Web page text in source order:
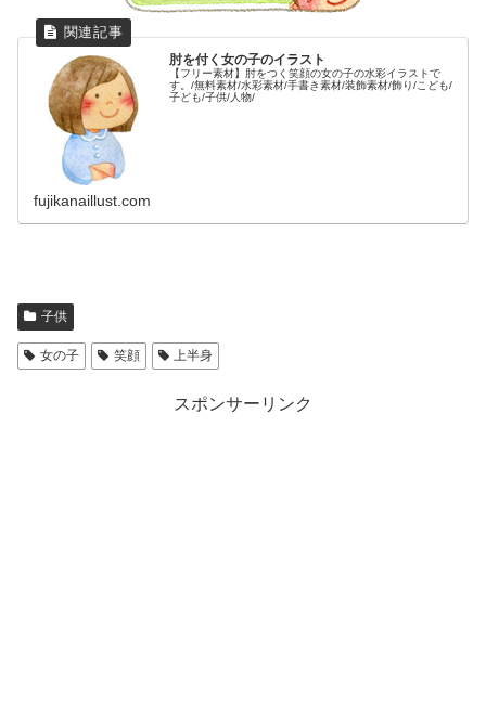
肘を付く女の子のイラスト
【フリー素材】肘をつく笑顔の女の子の水彩イラストで
す。/無料素材/水彩素材/手書き素材/装飾素材/飾り/こども/
子ども/子供/人物/
fujikanaillust.com
子供
女の子 笑顔 上半身
スポンサーリンク